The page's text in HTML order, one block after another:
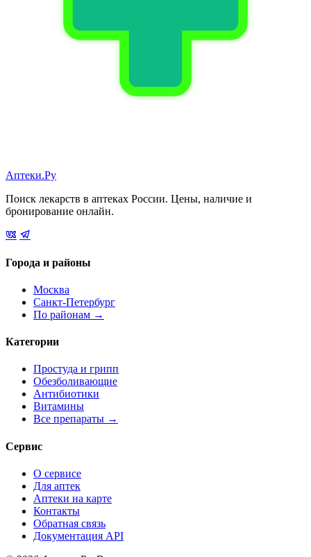
Аптеки.Ру
Поиск лекарств в аптеках России. Цены, наличие и
бронирование онлайн.
Города и районы
Москва
Санкт-Петербург
По районам →
Категории
Простуда и грипп
Обезболивающие
Антибиотики
Витамины
Все препараты →
Сервис
О сервисе
Для аптек
Аптеки на карте
Контакты
Обратная связь
Документация API